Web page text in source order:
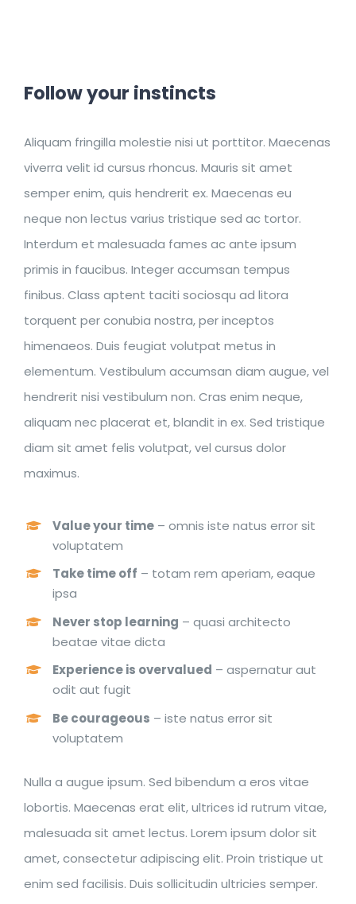
Follow your instincts
Aliquam fringilla molestie nisi ut porttitor. Maecenas
viverra velit id cursus rhoncus. Mauris sit amet
semper enim, quis hendrerit ex. Maecenas eu
neque non lectus varius tristique sed ac tortor.
Interdum et malesuada fames ac ante ipsum
primis in faucibus. Integer accumsan tempus
finibus. Class aptent taciti sociosqu ad litora
torquent per conubia nostra, per inceptos
himenaeos. Duis feugiat volutpat metus in
elementum. Vestibulum accumsan diam augue, vel
hendrerit nisi vestibulum non. Cras enim neque,
aliquam nec placerat et, blandit in ex. Sed tristique
diam sit amet felis volutpat, vel cursus dolor
maximus.
Value your time – omnis iste natus error sit
voluptatem
Take time off – totam rem aperiam, eaque
ipsa
Never stop learning – quasi architecto
beatae vitae dicta
Experience is overvalued – aspernatur aut
odit aut fugit
Be courageous – iste natus error sit
voluptatem
Nulla a augue ipsum. Sed bibendum a eros vitae
lobortis. Maecenas erat elit, ultrices id rutrum vitae,
malesuada sit amet lectus. Lorem ipsum dolor sit
amet, consectetur adipiscing elit. Proin tristique ut
enim sed facilisis. Duis sollicitudin ultricies semper.